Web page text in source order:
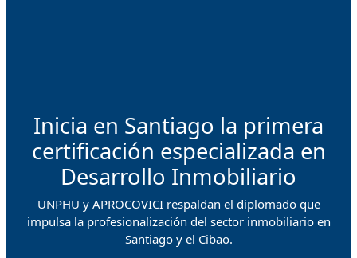
Inicia en Santiago la primera
certificación especializada en
Desarrollo Inmobiliario
UNPHU y APROCOVICI respaldan el diplomado que
impulsa la profesionalización del sector inmobiliario en
Santiago y el Cibao.